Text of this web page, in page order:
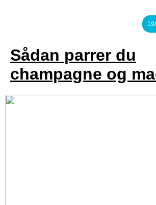
Sådan parrer du
champagne og